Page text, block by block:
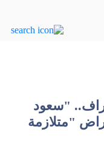
"سعود
"متلازمة